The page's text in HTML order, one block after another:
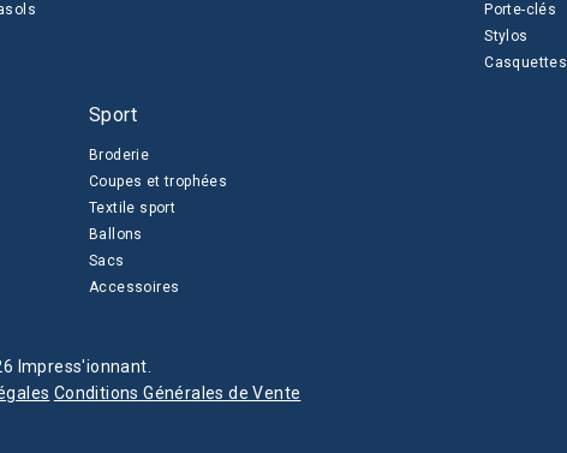
Porte-clés
Stylos
Casquettes
Sport
Broderie
Coupes et trophées
Textile sport
Ballons
Sacs
Accessoires
Impress'ionnant.
Conditions Générales de Vente